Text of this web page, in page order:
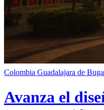
Colombia Guadalajara de Buga
Avanza el